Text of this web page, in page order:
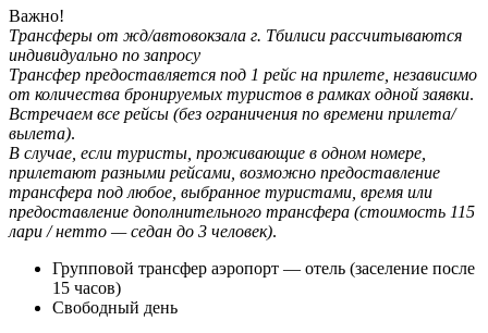
Важно!
Трансферы от жд/автовокзала г. Тбилиси рассчитываются
индивидуально по запросу
Трансфер предоставляется под 1 рейс на прилете, независимо
от количества бронируемых туристов в рамках одной заявки.
Встречаем все рейсы (без ограничения по времени прилета/
вылета).
В случае, если туристы, проживающие в одном номере,
прилетают разными рейсами, возможно предоставление
трансфера под любое, выбранное туристами, время или
предоставление дополнительного трансфера (стоимость 115
лари / нетто — седан до 3 человек).
Групповой трансфер аэропорт — отель (заселение после
15 часов)
Свободный день